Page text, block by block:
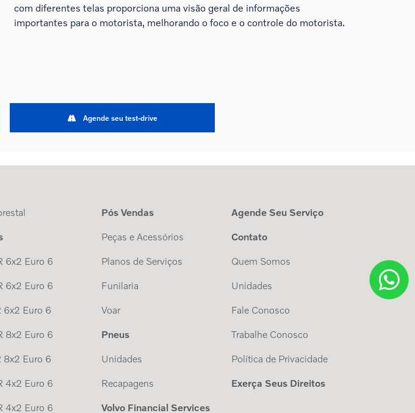
com diferentes telas proporciona uma visão geral de informações
importantes para o motorista, melhorando o foco e o controle do motorista.
Agende seu test-drive
6x2 Euro 6
6x2 Euro 6
6x2 Euro 6
8x2 Euro 6
8x2 Euro 6
4x2 Euro 6
4x2 Euro 6
Pós Vendas
Peças e Acessórios
Planos de Serviços
Funilaria
Voar
Pneus
Unidades
Recapagens
Volvo Financial Services
Agende Seu Serviço
Contato
Quem Somos
Unidades
Fale Conosco
Trabalhe Conosco
Política de Privacidade
Exerça Seus Direitos